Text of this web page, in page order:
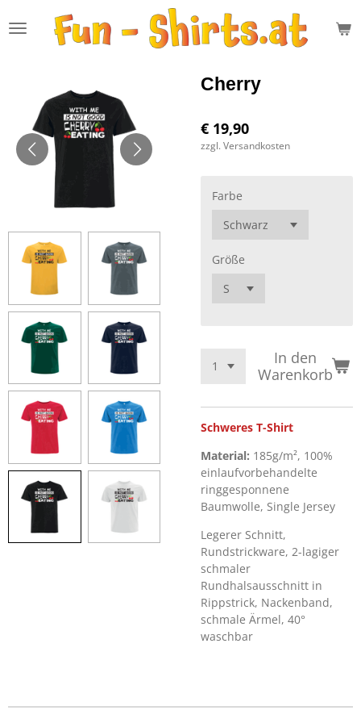
Hauptinhalt
Cherry
€ 19,90
zzgl. Versandkosten
Farbe
Größe
In den
Warenkorb
Schweres T-Shirt
Material: 185g/m², 100%
einlaufvorbehandelte
ringgesponnene
Baumwolle, Single Jersey
Legerer Schnitt,
Rundstrickware, 2-lagiger
schmaler
Rundhalsausschnitt in
Rippstrick, Nackenband,
schmale Ärmel, 40°
waschbar